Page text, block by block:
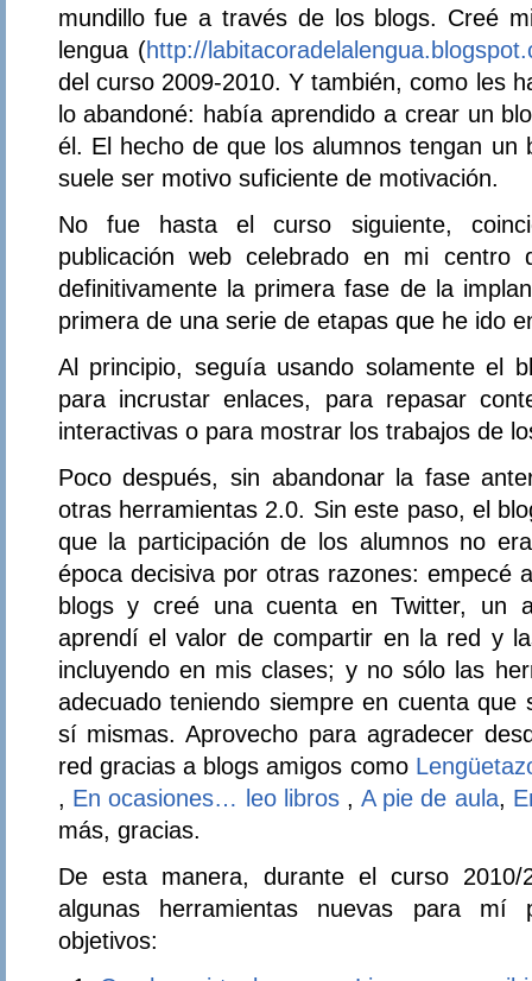
mundillo fue a través de los blogs. Creé
lengua (http://
del curso 2009-2010. Y también, como les
lo abandoné: había aprendido a crear un
él. El hecho de que los alumnos tengan un
suele ser motivo suficiente de motivación.
No fue hasta el curso siguiente,
publicación web celebrado en mi centro
definitivamente la primera fase de la
primera de una serie de etapas que he ido
Al principio, seguía usando solamente el
para incrustar enlaces, para repasar
interactivas o para mostrar los trabajos de
Poco después, sin abandonar la fase
otras herramientas 2.0. Sin este paso, el
que la participación de los alumnos no
época decisiva por otras razones: empecé
blogs y creé una cuenta en Twitter, un
aprendí el valor de compartir en la red y
incluyendo en mis clases; y no sólo las
adecuado teniendo siempre en cuenta
sí mismas. Aprovecho para agradecer
red gracias a blogs amigos como
, En ocasiones… leo libros , A pie de aula,
más, gracias.
De esta manera, durante el curso 2010/
algunas herramientas nuevas para mí
objetivos: